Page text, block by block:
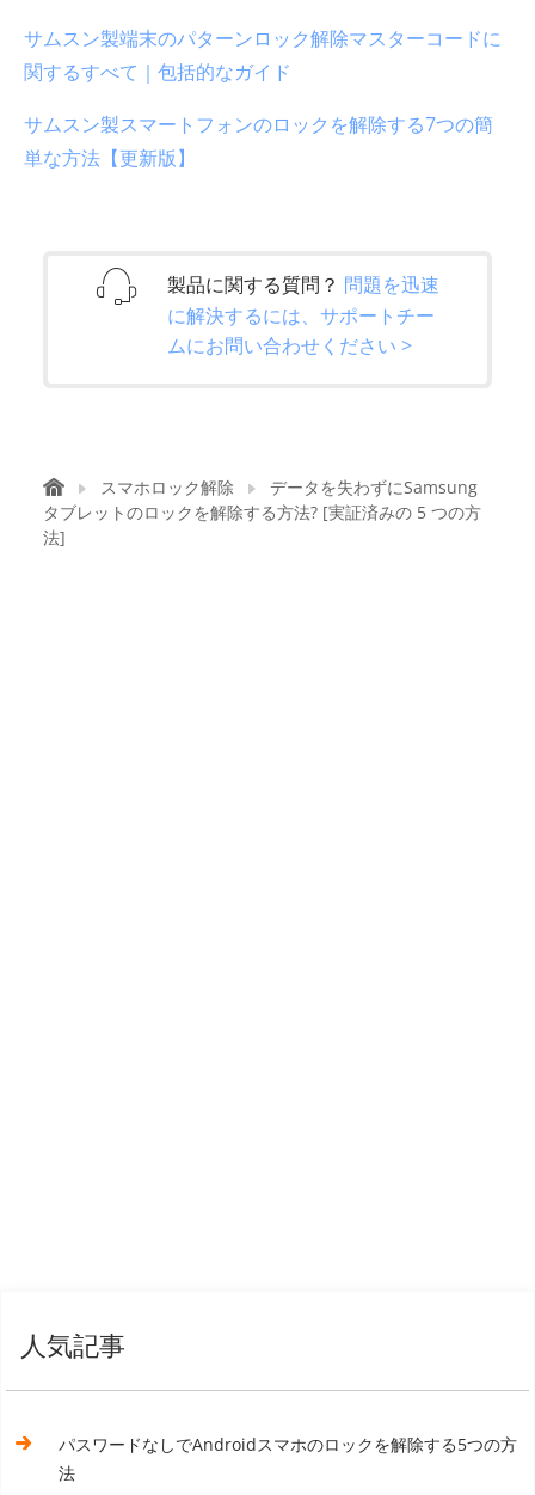
サムスン製端末のパターンロック解除マスターコードに
関するすべて｜包括的なガイド
サムスン製スマートフォンのロックを解除する7つの簡
単な方法【更新版】
製品に関する質問？ 問題を迅速
に解決するには、サポートチー
ムにお問い合わせください >
スマホロック解除
データを失わずにSamsung
タブレットのロックを解除する方法? [実証済みの 5 つの方
法]
人気記事
パスワードなしでAndroidスマホのロックを解除する5つの方
法